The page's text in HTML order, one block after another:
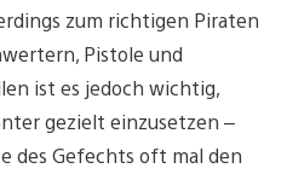
zum richtigen Piraten
Pistole und
ist es jedoch wichtig,
gezielt einzusetzen –
des Gefechts oft mal den